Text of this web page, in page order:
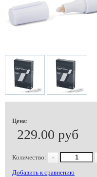
Цена:
229.00 руб
Количество: -
Добавить к сравнению